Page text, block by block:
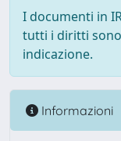
I documenti in
tutti i diritti
indicazione.
Informazioni